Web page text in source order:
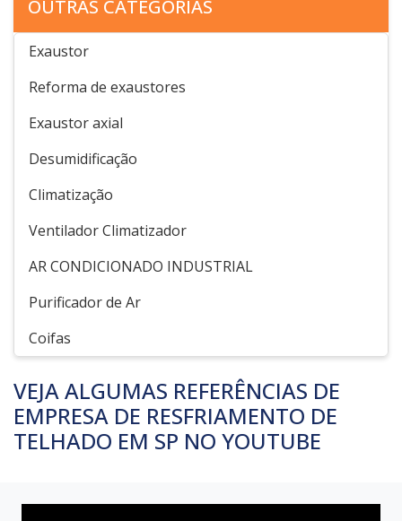
OUTRAS CATEGORIAS
Exaustor
Reforma de exaustores
Exaustor axial
Desumidificação
Climatização
Ventilador Climatizador
AR CONDICIONADO INDUSTRIAL
Purificador de Ar
Coifas
VEJA ALGUMAS REFERÊNCIAS DE
EMPRESA DE RESFRIAMENTO DE
TELHADO EM SP NO YOUTUBE